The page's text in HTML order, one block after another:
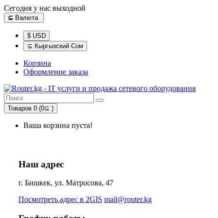
Сегодня у нас выходной
⊆ Валюта
$ USD
⊆ Кыргызский Сом
Корзина
Оформление заказа
Товаров 0 (0⊆ )
Ваша корзина пуста!
Наш адрес
г. Бишкек, ул. Матросова, 47
Посмотреть адрес в 2GIS mail@router.kg